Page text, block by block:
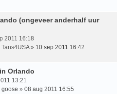
(ongeveer anderhalf uur
2011 16:18
Tans4USA» 10 sep 2011 16:42
Orlando
13:21
goose » 08 aug 2011 16:55